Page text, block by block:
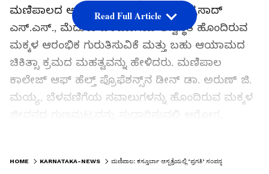
ಮಣಿಪಾಲದ ಅಸೋಸಿಯೇಟ್ ಡೀನ್ ಡಾ. ಪ್ರಸಾದ್
ಎಸ್.ಎಸ್., ಮೆದುಳು ಬೆಳವಣಿಗೆಯ ಅಸ್ವಸ್ಥತೆ ಹೊಂದಿರುವ
ಮಕ್ಕಳ ಆರಂಭಿಕ ಗುರುತಿಸುವಿಕೆ ಮತ್ತು ಬಹು ಆಯಾಮದ
ಚಿಕಿತ್ಸಾ ಕ್ರಮದ ಮಹತ್ವವನ್ನು ಹೇಳಿದರು. ಮಣಿಪಾಲ
ಕಾಲೇಜ್ ಆಫ್ ಹೆಲ್ತ್ ಪ್ರೊಫೆಶನ್ಸ್‌ನ ಡೀನ್ ಡಾ. ಅರುಣ್ ಜಿ.
ಮಯ್ಯ, ಬೆಳವಣಿಗೆಯ ಸವಾಲುಗಳನ್ನು ಹೊಂದಿರುವ ಮಕ್ಕಳ
ಅಭಿಪ್ರಾಯಪಟ್ಟರು.ಕಸ್ತೂರ್ಬಾ ಆಸ್ಪತ್ರೆಯ ವೈದ್ಯಕೀಯ
Read Full Article
HOME KARNATAKA-NEWS ಮಣಿಪಾಲ: ಕಸ್ತೂರ್ಬಾ ಆಸ್ಪತ್ರೆಯಲ್ಲಿ ‘ಪ್ರಗತಿ’ ಸಂಪನ್ನ